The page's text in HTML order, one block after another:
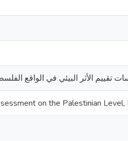
تقييم الأثر البيئي في الواقع
on the Palestinian Level,